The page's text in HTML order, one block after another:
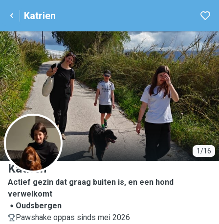
Katrien
1/16
K
Katrien
Actief gezin dat graag buiten is, en een hond
verwelkomt
Oudsbergen
Pawshake oppas sinds mei 2026